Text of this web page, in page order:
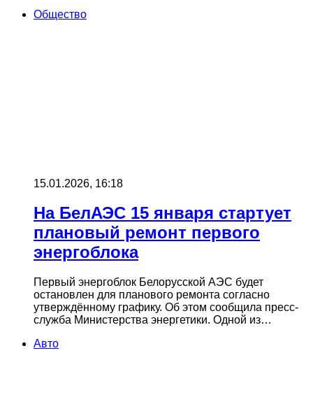
Общество
15.01.2026, 16:18
На БелАЭС 15 января стартует
плановый ремонт первого
энергоблока
Первый энергоблок Белорусской АЭС будет
остановлен для планового ремонта согласно
утверждённому графику. Об этом сообщила пресс-
служба Министерства энергетики. Одной из…
Авто